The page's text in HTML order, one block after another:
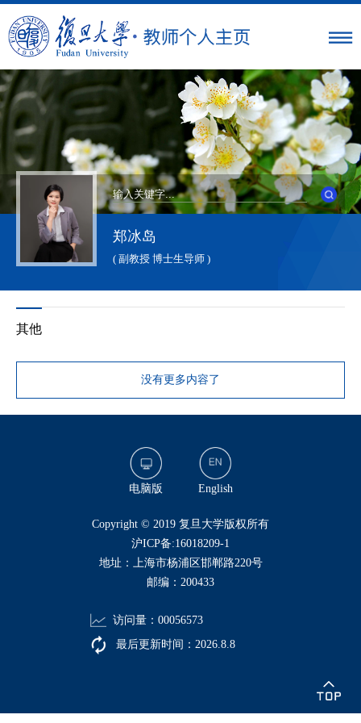
郑冰岛
( 副教授 博士生导师 )
其他
没有更多内容了
电脑版 English
​Copyright © 2019 复旦大学版权所有
沪ICP备:16018209-1
地址：上海市杨浦区邯郸路220号
邮编：200433
访问量： 00056573
最后更新时间： 2026 8 8